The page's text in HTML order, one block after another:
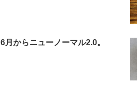
6月からニューノーマル2.0。